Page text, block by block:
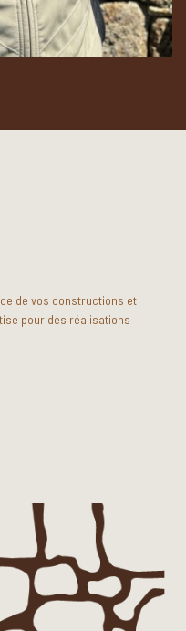
de vos constructions et
pour des réalisations